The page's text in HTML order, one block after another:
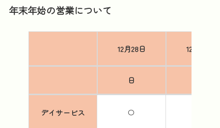
年末年始の営業について
12月28日 12月29日
日
デイサービス 〇